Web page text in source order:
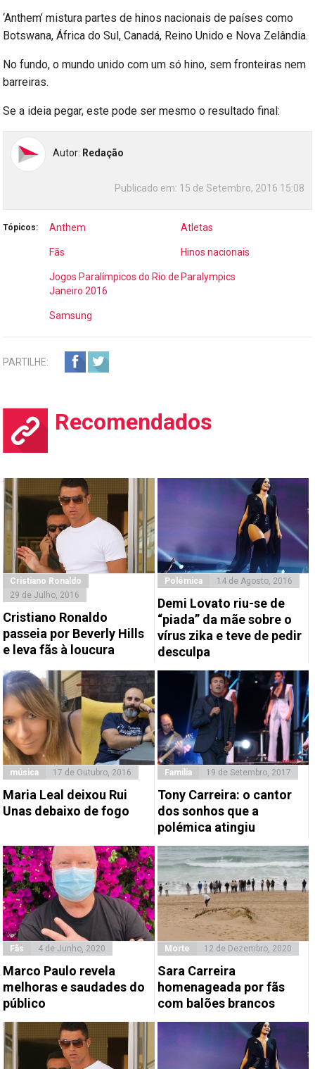
‘Anthem’ mistura partes de hinos nacionais de países como
Botswana, África do Sul, Canadá, Reino Unido e Nova Zelândia.
No fundo, o mundo unido com um só hino, sem fronteiras nem
barreiras.
Se a ideia pegar, este pode ser mesmo o resultado final:
Autor: Redação
Publicado em: 15 de Setembro, 2016 15:08
Tópicos: Anthem Atletas
Fãs Hinos nacionais
Jogos Paralímpicos do Rio de
Janeiro 2016
Paralympics
Samsung
PARTILHE:
Recomendados
Cristiano Ronaldo
29 de Julho, 2016
Cristiano Ronaldo
passeia por Beverly Hills
e leva fãs à loucura
Polémica 14 de Agosto, 2016
Demi Lovato riu-se de
“piada” da mãe sobre o
vírus zika e teve de pedir
desculpa
música 17 de Outubro, 2016
Maria Leal deixou Rui
Unas debaixo de fogo
Família 19 de Setembro, 2017
Tony Carreira: o cantor
dos sonhos que a
polémica atingiu
Fãs 4 de Junho, 2020
Marco Paulo revela
melhoras e saudades do
público
Morte 12 de Dezembro, 2020
Sara Carreira
homenageada por fãs
com balões brancos